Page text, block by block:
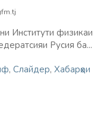
Институти физикаи
Русия ба...
, Слайдер, Хабарҳои